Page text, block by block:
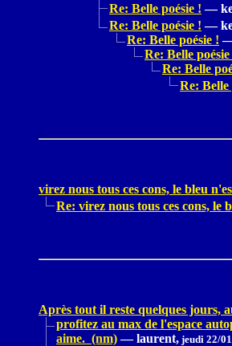
Re: Belle poésie ! —
Re: Belle poésie ! —
Re: Belle poésie !
Re: Belle poésie
Re: Belle
Re: Belle
virez nous tous ces cons, le bleu
Re: virez nous tous ces cons, le
Après tout il reste quelques jours,
profitez au max de l'espace
aime. (nm) — laurent, jeudi 22/